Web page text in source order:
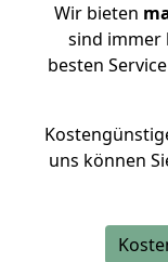
Wir bieten
sind immer
besten
uns können